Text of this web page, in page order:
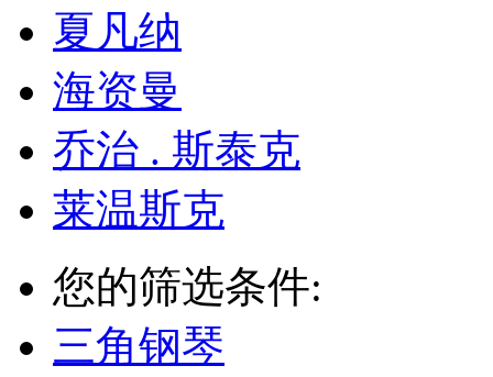
夏凡纳
海资曼
乔治 . 斯泰克
莱温斯克
您的筛选条件:
三角钢琴